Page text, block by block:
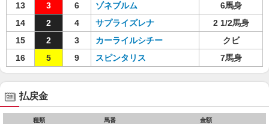
13
3 6 ゾネブルム
6馬身
14
2 4 サプライズレナ
2 1/2馬身
15
2 3 カーライルシチー
クビ
16
5 9 スピンタリス 7馬身
払戻金
種類 馬番 金額